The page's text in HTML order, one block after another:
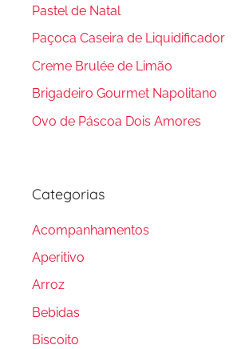
Pastel de Natal
Paçoca Caseira de Liquidificador
Creme Brulée de Limão
Brigadeiro Gourmet Napolitano
Ovo de Páscoa Dois Amores
Categorias
Acompanhamentos
Aperitivo
Arroz
Bebidas
Biscoito